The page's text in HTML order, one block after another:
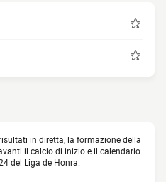
in diretta, la formazione della
il calcio di inizio e il calendario
del Liga de Honra.